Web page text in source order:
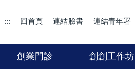
::: 回首頁 連結臉書 連結青年署
創業門診 創創工作坊